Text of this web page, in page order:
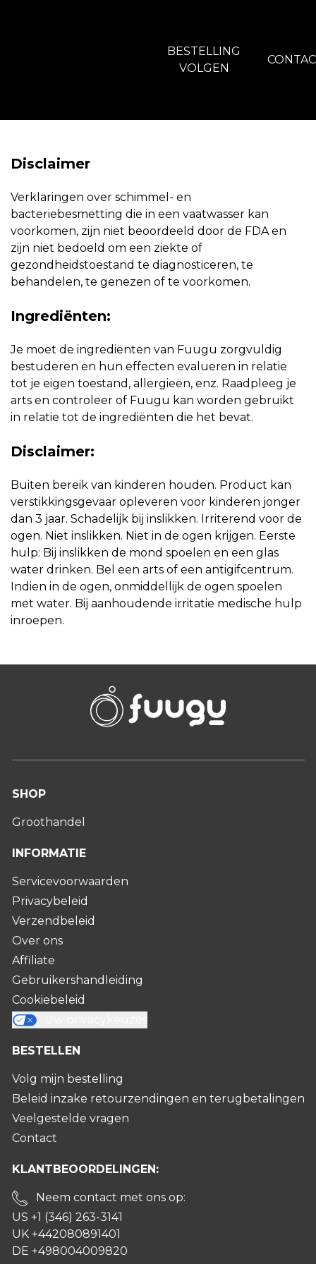
BESTELLING
VOLGEN
Disclaimer
Verklaringen over schimmel- en
bacteriebesmetting die in een vaatwasser kan
voorkomen, zijn niet beoordeeld door de FDA en
zijn niet bedoeld om een ziekte of
gezondheidstoestand te diagnosticeren, te
behandelen, te genezen of te voorkomen.
Ingrediënten:
Je moet de ingrediënten van Fuugu zorgvuldig
bestuderen en hun effecten evalueren in relatie
tot je eigen toestand, allergieën, enz. Raadpleeg je
arts en controleer of Fuugu kan worden gebruikt
in relatie tot de ingrediënten die het bevat.
Disclaimer:
Buiten bereik van kinderen houden. Product kan
verstikkingsgevaar opleveren voor kinderen jonger
dan 3 jaar. Schadelijk bij inslikken. Irriterend voor de
ogen. Niet inslikken. Niet in de ogen krijgen. Eerste
hulp: Bij inslikken de mond spoelen en een glas
water drinken. Bel een arts of een antigifcentrum.
Indien in de ogen, onmiddellijk de ogen spoelen
met water. Bij aanhoudende irritatie medische hulp
inroepen.
SHOP
Groothandel
INFORMATIE
Servicevoorwaarden
Privacybeleid
Verzendbeleid
Over ons
Affiliate
Gebruikershandleiding
Cookiebeleid
BESTELLEN
Volg mijn bestelling
Beleid inzake retourzendingen en terugbetalingen
Veelgestelde vragen
Contact
KLANTBEOORDELINGEN:
Neem contact met ons op:
US +1 (346) 263-3141
UK +442080891401
DE +498004009820